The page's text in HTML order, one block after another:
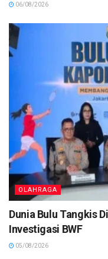
06/08/2026
OLAHRAGA
Dunia Bulu Tangkis
Investigasi BWF
05/08/2026